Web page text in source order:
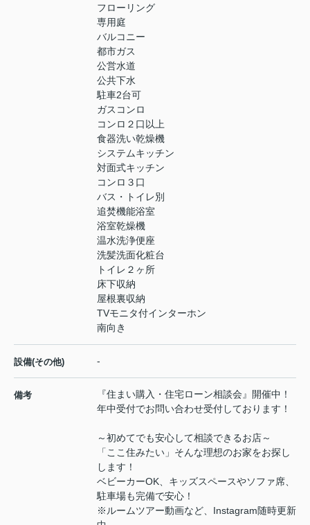
フローリング
専用庭
バルコニー
都市ガス
公営水道
公共下水
駐車2台可
ガスコンロ
コンロ２口以上
食器洗い乾燥機
システムキッチン
対面式キッチン
コンロ３口
バス・トイレ別
追焚機能浴室
浴室乾燥機
温水洗浄便座
洗髪洗面化粧台
トイレ２ヶ所
床下収納
屋根裏収納
TVモニタ付インターホン
南向き
設備(その他) -
備考
『住まい購入・住宅ローン相談会』開催中！
年中受付でお問い合わせ受付しております！
～初めてでも安心して相談できるお店～
「ここ住みたい」そんな理想のお家をお探し
します！
ベビーカーOK、キッズスペースやソファ席、
駐車場も完備で安心！
※ルームツアー動画など、Instagram随時更新